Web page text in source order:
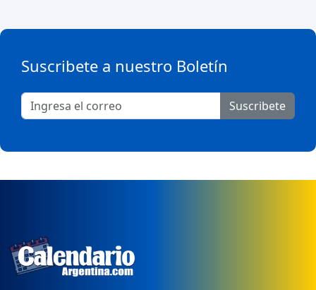
Suscribete a nuestro Boletín
Suscribete